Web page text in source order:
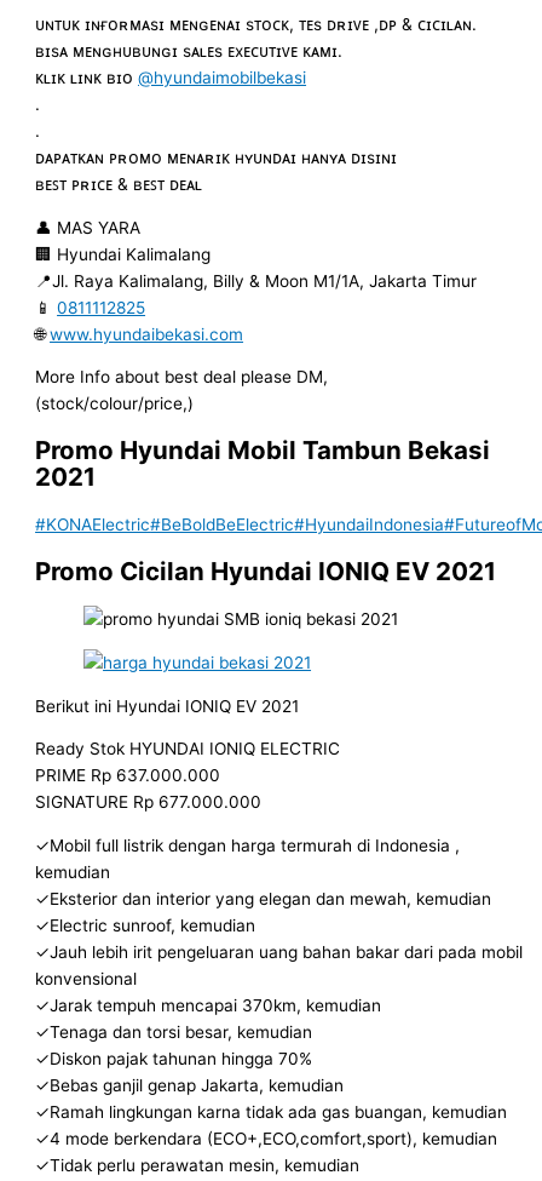
ᴜɴᴛᴜᴋ ɪɴғᴏʀᴍᴀsɪ ᴍᴇɴɢᴇɴᴀɪ sᴛᴏᴄᴋ, ᴛᴇs ᴅʀɪᴠᴇ ,ᴅᴘ & ᴄɪᴄɪʟᴀɴ.
ʙɪsᴀ ᴍᴇɴɢʜᴜʙᴜɴɢɪ sᴀʟᴇs ᴇxᴇᴄᴜᴛɪᴠᴇ ᴋᴀᴍɪ.
ᴋʟɪᴋ ʟɪɴᴋ ʙɪᴏ@hyundaimobilbekasi
.
.
ᴅᴀᴘᴀᴛᴋᴀɴ ᴘʀᴏᴍᴏ ᴍᴇɴᴀʀɪᴋ ʜʏᴜɴᴅᴀɪ ʜᴀɴʏᴀ ᴅɪsɪɴɪ
ʙᴇꜱᴛ ᴘʀɪᴄᴇ & ʙᴇꜱᴛ ᴅᴇᴀʟ
👤 MAS YARA
🏢 Hyundai Kalimalang
📍Jl. Raya Kalimalang, Billy & Moon M1/1A, Jakarta Timur
📱0811112825
🌐www.hyundaibekasi.com
More Info about best deal please DM,
(stock/colour/price,)
Promo Hyundai Mobil Tambun Bekasi
2021
#KONAElectric#BeBoldBeElectric#HyundaiIndonesia
Promo Cicilan Hyundai IONIQ EV 2021
Berikut ini Hyundai IONIQ EV 2021
Ready Stok HYUNDAI IONIQ ELECTRIC
PRIME Rp 637.000.000
SIGNATURE Rp 677.000.000
✓Mobil full listrik dengan harga termurah di Indonesia ,
kemudian
✓Eksterior dan interior yang elegan dan mewah, kemudian
✓Electric sunroof, kemudian
✓Jauh lebih irit pengeluaran uang bahan bakar dari pada mobil
konvensional
✓Jarak tempuh mencapai 370km, kemudian
✓Tenaga dan torsi besar, kemudian
✓Diskon pajak tahunan hingga 70%
✓Bebas ganjil genap Jakarta, kemudian
✓Ramah lingkungan karna tidak ada gas buangan, kemudian
✓4 mode berkendara (ECO+,ECO,comfort,sport), kemudian
✓Tidak perlu perawatan mesin, kemudian